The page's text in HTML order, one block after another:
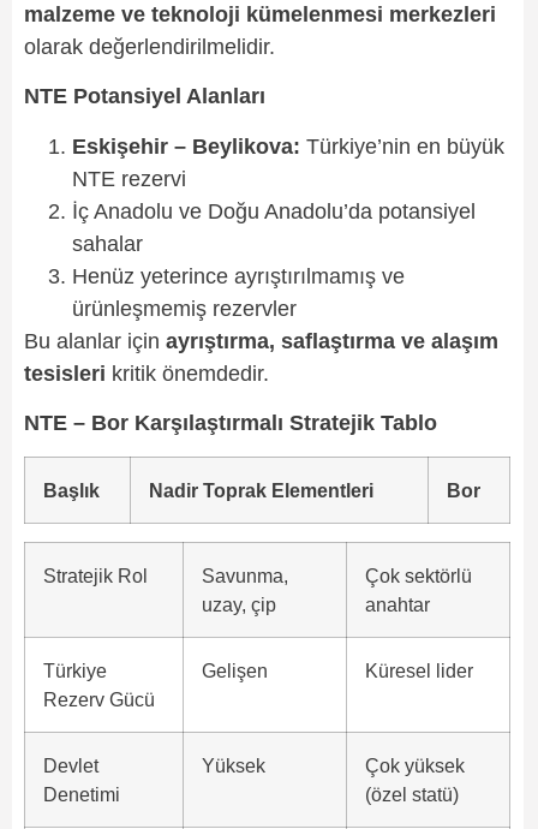
malzeme ve teknoloji kümelenmesi merkezleri
olarak değerlendirilmelidir.
NTE Potansiyel Alanları
Eskişehir – Beylikova: Türkiye’nin en büyük
NTE rezervi
İç Anadolu ve Doğu Anadolu’da potansiyel
sahalar
Henüz yeterince ayrıştırılmamış ve
ürünleşmemiş rezervler
Bu alanlar için ayrıştırma, saflaştırma ve alaşım
tesisleri kritik önemdedir.
NTE – Bor Karşılaştırmalı Stratejik Tablo
Başlık Nadir Toprak Elementleri Bor
Stratejik Rol
Savunma,
uzay, çip
Çok sektörlü
anahtar
Türkiye
Rezerv Gücü
Gelişen Küresel lider
Devlet
Denetimi
Yüksek
Çok yüksek
(özel statü)